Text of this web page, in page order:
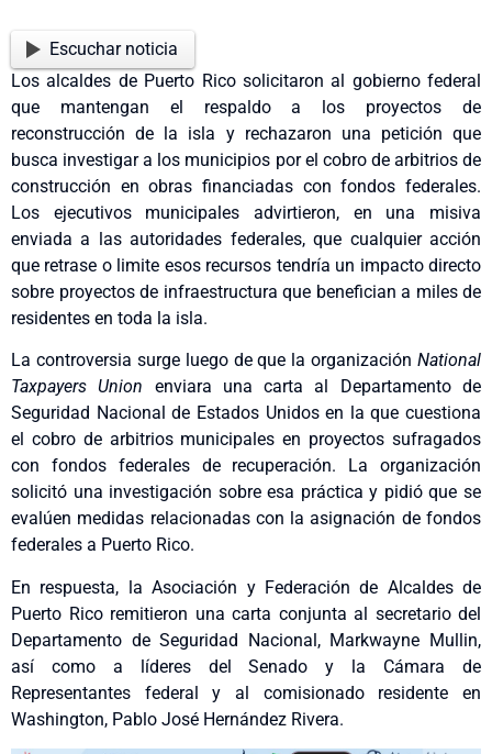
Escuchar noticia
Los alcaldes de Puerto Rico solicitaron al gobierno federal
que mantengan el respaldo a los proyectos de
reconstrucción de la isla y rechazaron una petición que
busca investigar a los municipios por el cobro de arbitrios de
construcción en obras financiadas con fondos federales.
Los ejecutivos municipales advirtieron, en una misiva
enviada a las autoridades federales, que cualquier acción
que retrase o limite esos recursos tendría un impacto directo
sobre proyectos de infraestructura que benefician a miles de
residentes en toda la isla.
La controversia surge luego de que la organización National
Taxpayers Union enviara una carta al Departamento de
Seguridad Nacional de Estados Unidos en la que cuestiona
el cobro de arbitrios municipales en proyectos sufragados
con fondos federales de recuperación. La organización
solicitó una investigación sobre esa práctica y pidió que se
evalúen medidas relacionadas con la asignación de fondos
federales a Puerto Rico.
En respuesta, la Asociación y Federación de Alcaldes de
Puerto Rico remitieron una carta conjunta al secretario del
Departamento de Seguridad Nacional, Markwayne Mullin,
así como a líderes del Senado y la Cámara de
Representantes federal y al comisionado residente en
Washington, Pablo José Hernández Rivera.